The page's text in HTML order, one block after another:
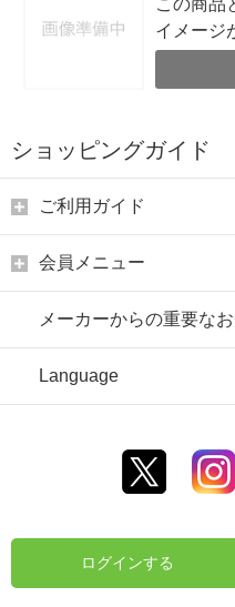
この商品
イメージ
ショッピングガイド
ご利用ガイド
会員メニュー
メーカーからの重要な
Language
ログインする